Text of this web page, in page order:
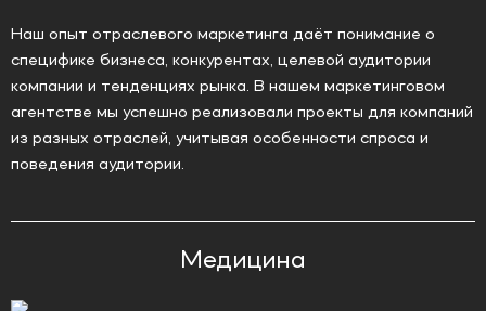
Наш опыт отраслевого маркетинга даёт понимание о
специфике бизнеса, конкурентах, целевой аудитории
компании и тенденциях рынка. В нашем маркетинговом
агентстве мы успешно реализовали проекты для компаний
из разных отраслей, учитывая особенности спроса и
поведения аудитории.
Медицина